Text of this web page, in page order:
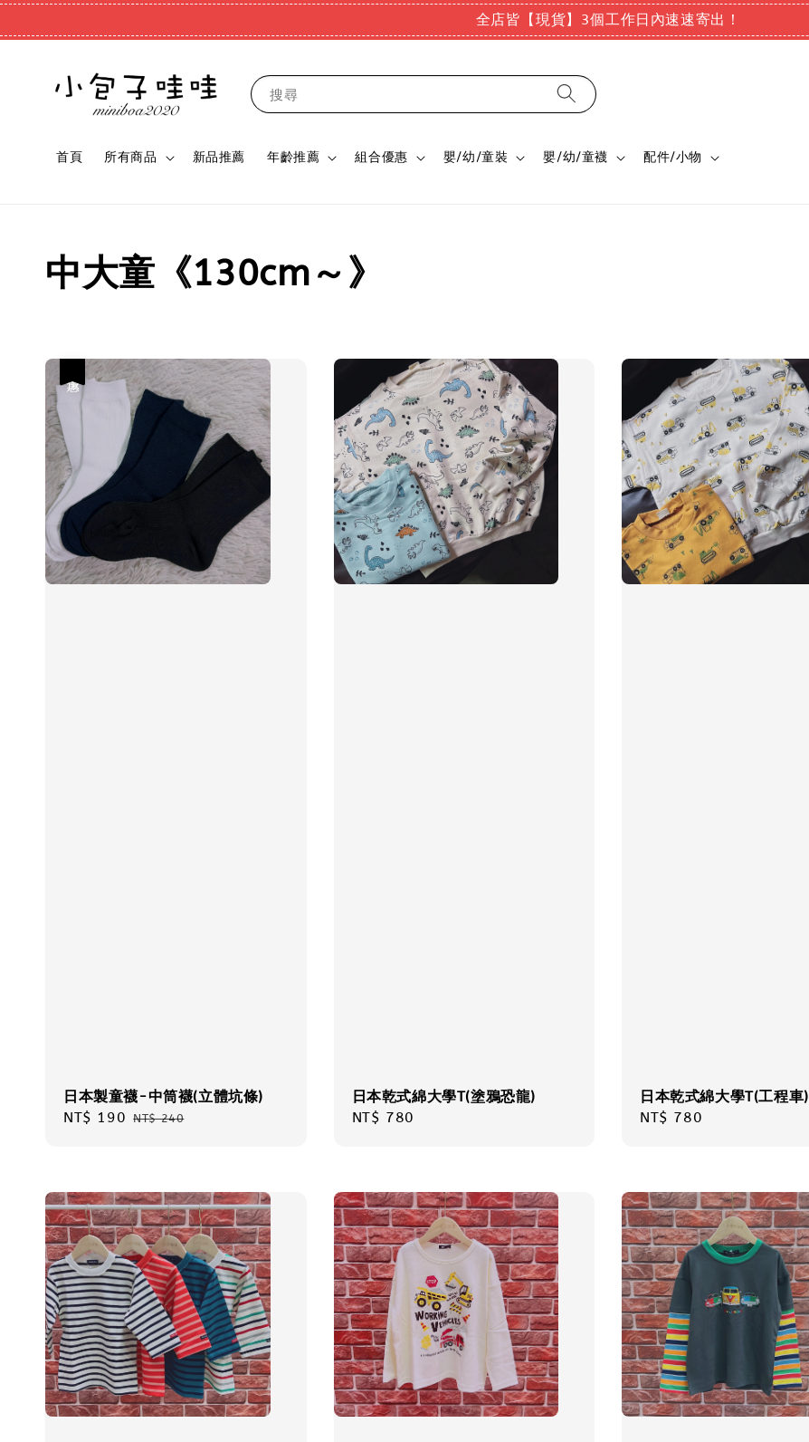
全店皆【現貨】3個工作日內速速寄出！
搜尋
首頁 所有商品 新品推薦 年齡推薦 組合優惠 嬰/幼/童裝 嬰/幼/童襪 配件/小物
中大童《130cm～》
日本製童襪-中筒襪(立體坑條)
Sale
NT$ 190 Regular
NT$ 240
日本乾式綿大學T(塗鴉恐龍)
Regular
NT$ 780
日本乾式綿大學T(工程車)
Regular
NT$ 780